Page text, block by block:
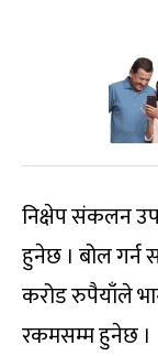
निक्षेप संकलन
हुनेछ । बोल गर्न
करोड रुपैयाँले
रकमसम्म हुनेछ ।